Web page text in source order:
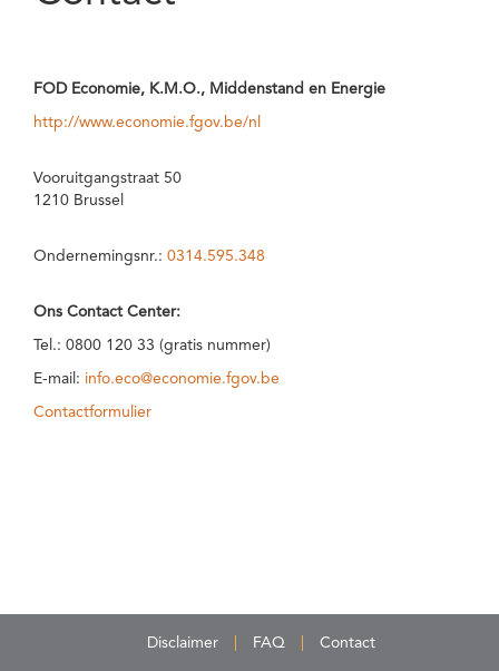
FOD Economie, K.M.O., Middenstand en Energie
http://www.economie.fgov.be/nl
Vooruitgangstraat 50
1210 Brussel
Ondernemingsnr.: 0314.595.348
Ons Contact Center:
Tel.: 0800 120 33 (gratis nummer)
E-mail: info.eco@economie.fgov.be
Contactformulier
Disclaimer FAQ Contact